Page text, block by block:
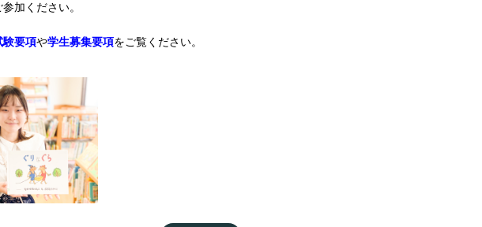
加ください。
験要項や学生募集要項をご覧ください。